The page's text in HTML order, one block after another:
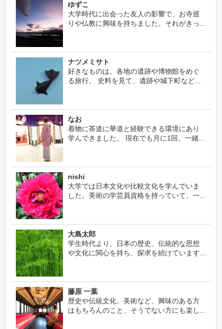
ゆずこ
大学時代に出会った友人の影響で、お寺巡
りや仏教に興味を持ちました。それがきっ...
ナツメミサト
好きなものは、各地の遺跡や博物館をめぐ
る旅行。 史料を見て、遺跡や城下町など...
なお
着物に茶道に華道と経験できる環境にあり
学んできました。 現在でも月に1回、一緒...
nishi
大学では日本文化や比較文化を学んでいま
した。美術の学芸員資格を持っていて、一...
大島太郎
学生時代より、日本の歴史、伝統的な思想
や文化に関心を持ち、探求を続けています...
藤原 一葉
歴史や伝統文化、美術など、興味のある方
はもちろんのこと、そうでない方にも楽し...